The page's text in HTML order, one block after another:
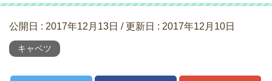
公開日 : 2017年12月13日 / 更新日 : 2017年12月10日
キャベツ